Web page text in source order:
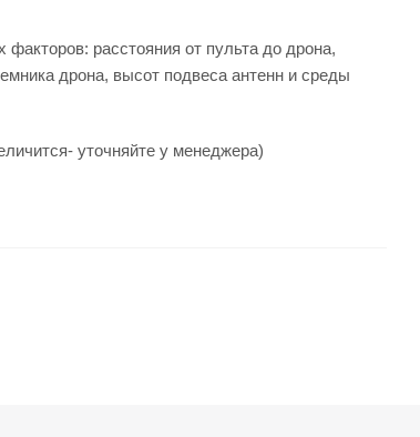
расстояния от пульта до дрона,
дрона, высот подвеса антенн и среды
уточняйте у менеджера)